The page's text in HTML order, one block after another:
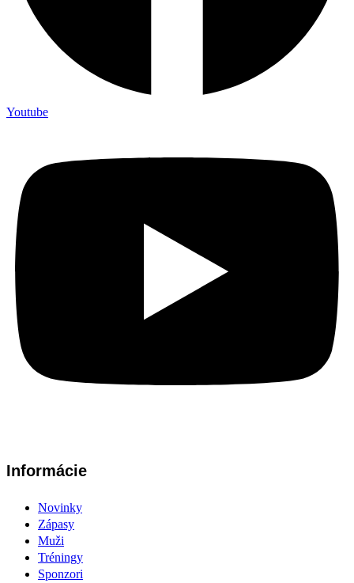
Youtube
Informácie
Novinky
Zápasy
Muži
Tréningy
Sponzori